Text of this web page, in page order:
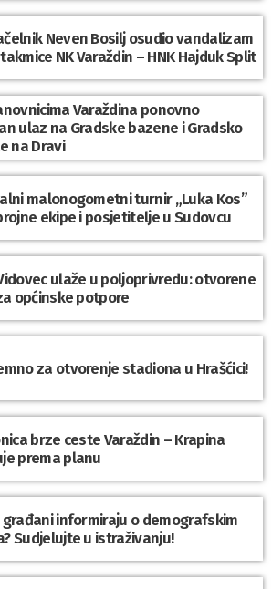
Neven Bosilj osudio vandalizam
NK Varaždin – HNK Hajduk Split
Varaždina ponovno
ulaz na Gradske bazene i Gradsko
na Dravi
malonogometni turnir „Luka Kos”
ekipe i posjetitelje u Sudovcu
ulaže u poljoprivredu: otvorene
općinske potpore
za otvorenje stadiona u Hrašćici!
brze ceste Varaždin – Krapina
prema planu
građani informiraju o demografskim
Sudjelujte u istraživanju!